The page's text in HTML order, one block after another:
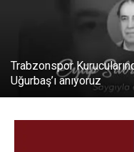
Trabzonspor
Uğurbaş’ı anıyoruz